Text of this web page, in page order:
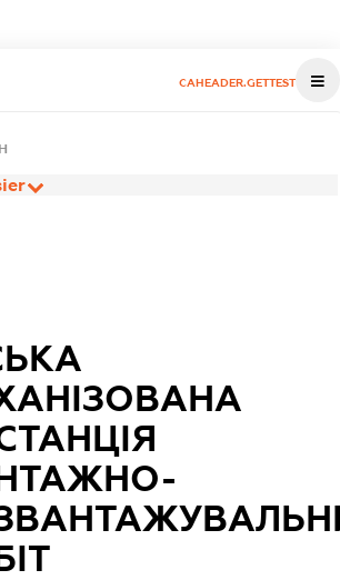
CAHEADER.GETTEST